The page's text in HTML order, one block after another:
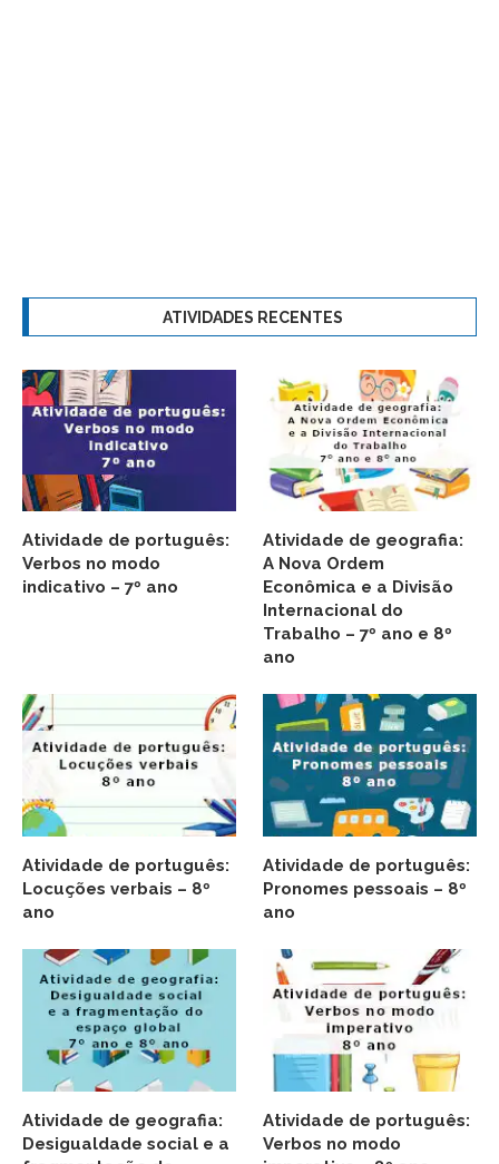
ATIVIDADES RECENTES
Atividade de português:
Verbos no modo
indicativo – 7º ano
Atividade de geografia:
A Nova Ordem
Econômica e a Divisão
Internacional do
Trabalho – 7º ano e 8º
ano
Atividade de português:
Locuções verbais – 8º
ano
Atividade de português:
Pronomes pessoais – 8º
ano
Atividade de geografia:
Desigualdade social e a
Atividade de português:
Verbos no modo